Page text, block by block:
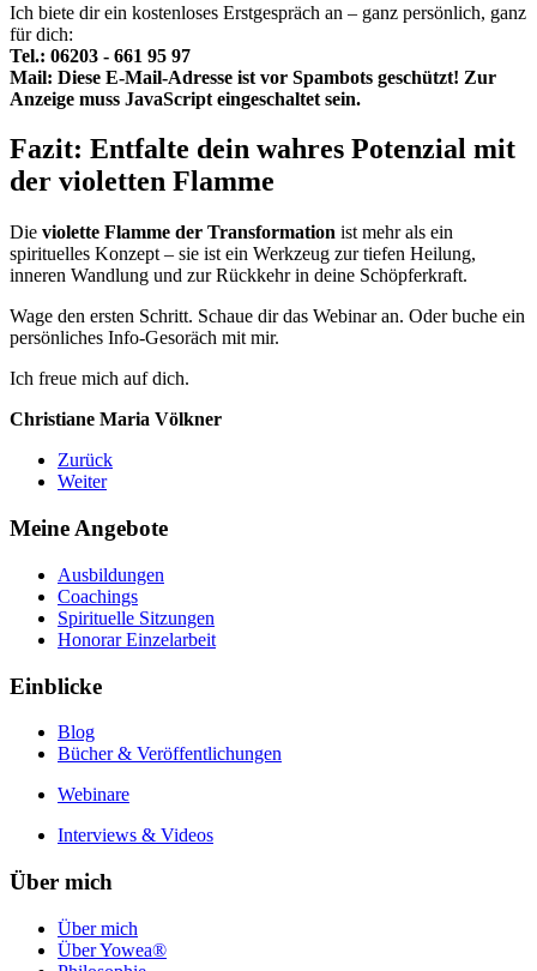
Ich biete dir ein kostenloses Erstgespräch an – ganz persönlich, ganz
für dich:
Tel.: 06203 - 661 95 97
Mail: Diese E-Mail-Adresse ist vor Spambots geschützt! Zur
Anzeige muss JavaScript eingeschaltet sein.
Fazit: Entfalte dein wahres Potenzial mit
der violetten Flamme
Die violette Flamme der Transformation ist mehr als ein
spirituelles Konzept – sie ist ein Werkzeug zur tiefen Heilung,
inneren Wandlung und zur Rückkehr in deine Schöpferkraft.
Wage den ersten Schritt. Schaue dir das Webinar an. Oder buche ein
persönliches Info-Gesoräch mit mir.
Ich freue mich auf dich.
Christiane Maria Völkner
Zurück
Weiter
Meine Angebote
Ausbildungen
Coachings
Spirituelle Sitzungen
Honorar Einzelarbeit
Einblicke
Blog
Bücher & Veröffentlichungen
Webinare
Interviews & Videos
Über mich
Über mich
Über Yowea®